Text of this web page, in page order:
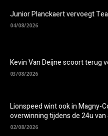
Junior Planckaert vervoegt
04/08/2026
Kevin Van Deijne scoort terug
03/08/2026
Lionspeed wint ook in Magny-
overwinning tijdens de 24u van
02/08/2026